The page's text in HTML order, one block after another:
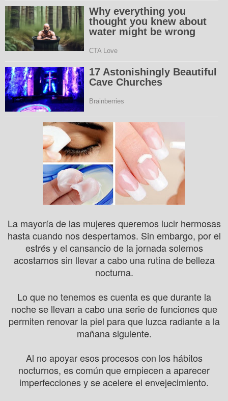
La mayoría de las mujeres queremos lucir hermosas
hasta cuando nos despertamos. Sin embargo, por el
estrés y el cansancio de la jornada solemos
acostarnos sin llevar a cabo una rutina de belleza
nocturna.
Lo que no tenemos es cuenta es que durante la
noche se llevan a cabo una serie de funciones que
permiten renovar la piel para que luzca radiante a la
mañana siguiente.
Al no apoyar esos procesos con los hábitos
nocturnos, es común que empiecen a aparecer
imperfecciones y se acelere el envejecimiento.